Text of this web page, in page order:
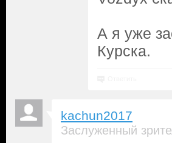
А я уже
Курска.
kachun2017
Заслуженный